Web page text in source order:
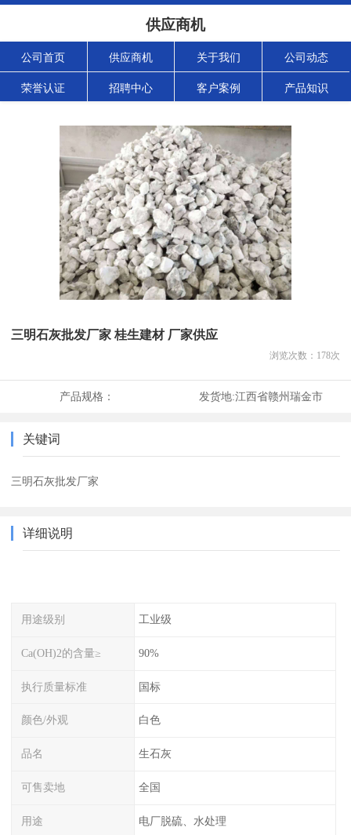
供应商机
公司首页 供应商机 关于我们 公司动态
荣誉认证 招聘中心 客户案例 产品知识
三明石灰批发厂家 桂生建材 厂家供应
浏览次数： 178次
产品规格： 发货地:江西省赣州瑞金市
关键词
三明石灰批发厂家
详细说明
用途级别 工业级
Ca(OH)2的含量≥ 90%
执行质量标准 国标
颜色/外观 白色
品名 生石灰
可售卖地 全国
用途 电厂脱硫、水处理